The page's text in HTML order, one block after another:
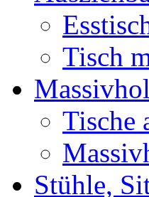
Tisch
Tische
Stühle,